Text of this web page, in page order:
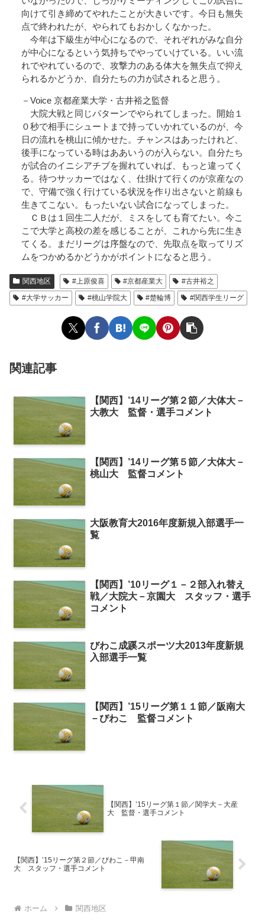
向けて引き締めてやれたことが大きいです。今日も無失
点で終われたが、やられてもおかしくなかった。
今年は下級生が中心になるので、それぞれがみな自分
が中心になるという気持ちでやっていけている。いい流
れでやれているので、攻撃力のある体大を無失点で抑え
られるかどうか、自分たちの力が試されると思う。
－Voice 京都産業大学・古井裕之監督
大院大戦と同じパターンでやられてしまった。開始１
０秒で相手にシュートまで持っていかれているのが、今
日の流れを桃山に傾かせた。チャンスはあったけれど、
後手になっている時はああいうのが入らない。自分たち
が試合のイニシアチブを握れていれば、もっと違ってく
る。待つサッカーではなく、仕掛けて行くのが京産なの
で、守備で強く行けている状況を作り出さないと前線も
生きてこない。もったいない試合になってしまった。
ＣＢは１回生二人だが、ミスをしても育てたい。今こ
こで大学と高校の差を感じることが、これから先に生き
てくる。まだリーグは序盤なので、先取点を取ってリズ
ムをつかめるかどうかがポイントになると思う。
関西地区 #上原俊喜 #京都産業大
#古井裕之
#大学サッカー
#桃山学院大 #楚輪博 #関西学生リーグ
関連記事
【関西】’14リーグ第２節／大体大－
大教大 監督・選手コメント
【関西】’14リーグ第５節／大体大－
桃山大 監督コメント
大阪教育大2016年度新規入部選手一
覧
【関西】’10リーグ１－２部入れ替え
戦／大院大－京園大 スタッフ・選手
コメント
びわこ成蹊スポーツ大2013年度新規
入部選手一覧
【関西】’15リーグ第１１節／阪南大
－びわこ 監督コメント
【関西】’15リーグ第１節／関学大－大産
大 監督・選手コメント
【関西】’15リーグ第２節／びわこ－甲南
大 スタッフ・選手コメント
ホーム 関西地区